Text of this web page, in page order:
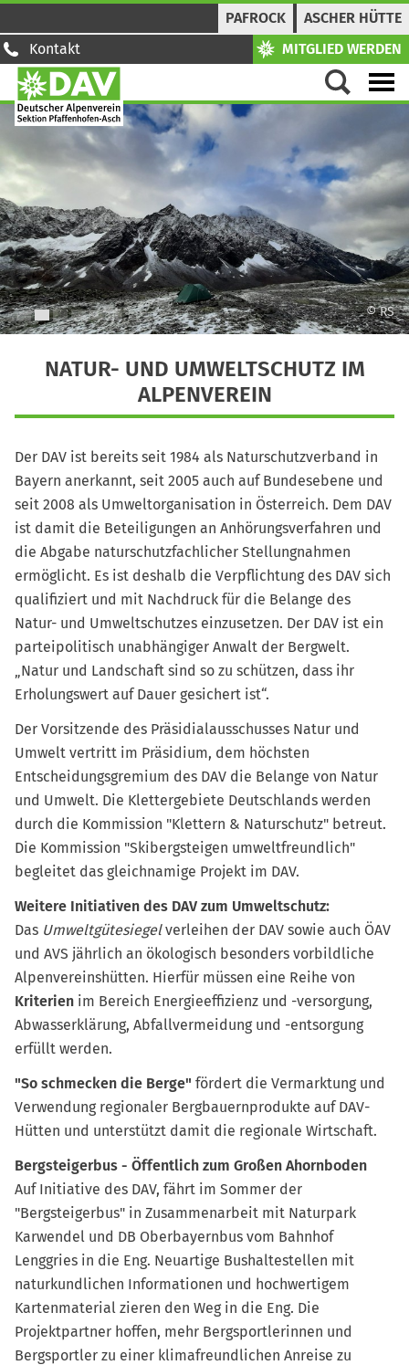
PAFROCK
ASCHER HÜTTE
Kontakt
MITGLIED WERDEN
© RS
1 2 3 4 5 6
NATUR- UND UMWELTSCHUTZ IM
ALPENVEREIN
Der DAV ist bereits seit 1984 als Naturschutzverband in
Bayern anerkannt, seit 2005 auch auf Bundesebene und
seit 2008 als Umweltorganisation in Österreich. Dem DAV
ist damit die Beteiligungen an Anhörungsverfahren und
die Abgabe naturschutzfachlicher Stellungnahmen
ermöglicht. Es ist deshalb die Verpflichtung des DAV sich
qualifiziert und mit Nachdruck für die Belange des
Natur- und Umweltschutzes einzusetzen. Der DAV ist ein
parteipolitisch unabhängiger Anwalt der Bergwelt.
„Natur und Landschaft sind so zu schützen, dass ihr
Erholungswert auf Dauer gesichert ist“.
Der Vorsitzende des Präsidialausschusses Natur und
Umwelt vertritt im Präsidium, dem höchsten
Entscheidungsgremium des DAV die Belange von Natur
und Umwelt. Die Klettergebiete Deutschlands werden
durch die Kommission "Klettern & Naturschutz" betreut.
Die Kommission "Skibergsteigen umweltfreundlich"
begleitet das gleichnamige Projekt im DAV.
Weitere Initiativen des DAV zum Umweltschutz:
Das Umweltgütesiegelverleihen der DAV sowie auch ÖAV
und AVS jährlich an ökologisch besonders vorbildliche
Alpenvereinshütten. Hierfür müssen eine Reihe von
Kriterien im Bereich Energieeffizienz und -versorgung,
Abwasserklärung, Abfallvermeidung und -entsorgung
erfüllt werden.
"So schmecken die Berge" fördert die Vermarktung und
Verwendung regionaler Bergbauernprodukte auf DAV-
Hütten und unterstützt damit die regionale Wirtschaft.
Bergsteigerbus - Öffentlich zum Großen Ahornboden
Auf Initiative des DAV, fährt im Sommer der
"Bergsteigerbus" in Zusammenarbeit mit Naturpark
Karwendel und DB Oberbayernbus vom Bahnhof
Lenggries in die Eng. Neuartige Bushaltestellen mit
naturkundlichen Informationen und hochwertigem
Kartenmaterial zieren den Weg in die Eng. Die
Projektpartner hoffen, mehr Bergsportlerinnen und
Bergsportler zu einer klimafreundlichen Anreise zu